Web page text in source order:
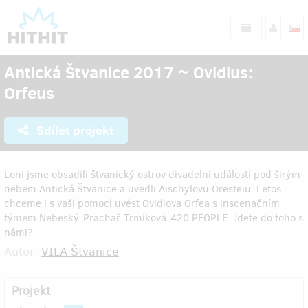
Antická Štvanice 2017 ~ Ovidius:
Orfeus
Sdílet projekt
Loni jsme obsadili štvanický ostrov divadelní událostí pod širým
nebem Antická Štvanice a uvedli Aischylovu Oresteiu. Letos
chceme i s vaší pomocí uvést Ovidiova Orfea s inscenačním
týmem Nebeský-Prachař-Trmíková-420 PEOPLE. Jdete do toho s
námi?
VILA Štvanice
Projekt